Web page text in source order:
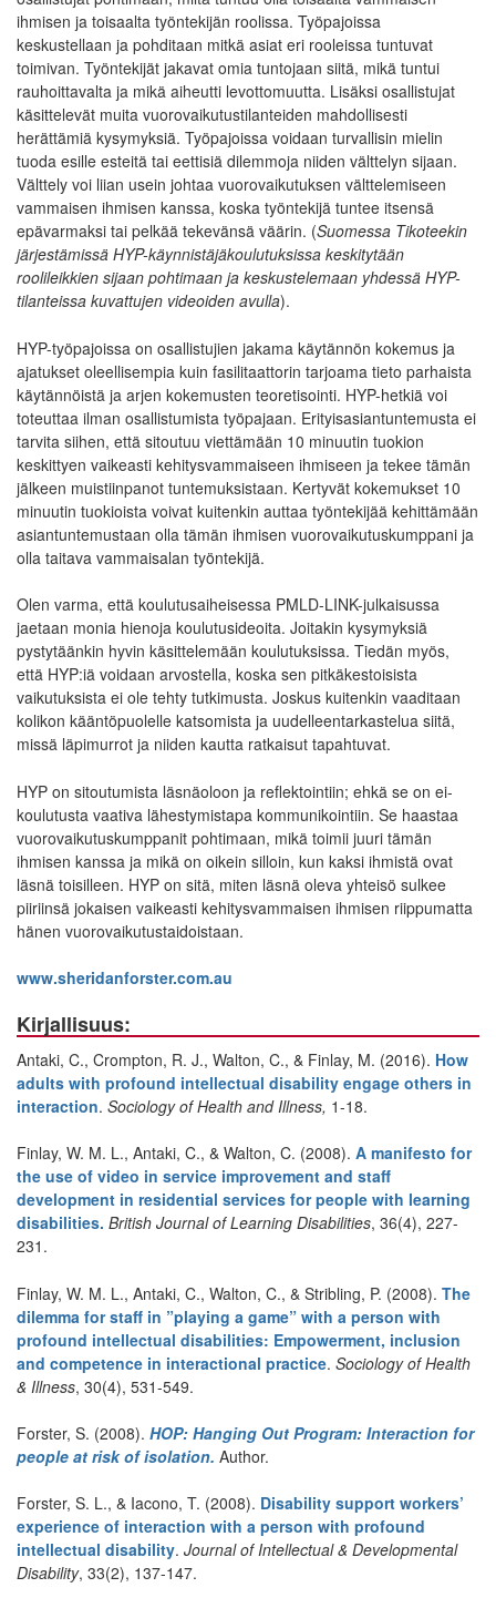
ihmisen ja toisaalta työntekijän roolissa. Työpajoissa
keskustellaan ja pohditaan mitkä asiat eri rooleissa tuntuvat
toimivan. Työntekijät jakavat omia tuntojaan siitä, mikä tuntui
rauhoittavalta ja mikä aiheutti levottomuutta. Lisäksi osallistujat
käsittelevät muita vuorovaikutustilanteiden mahdollisesti
herättämiä kysymyksiä. Työpajoissa voidaan turvallisin mielin
tuoda esille esteitä tai eettisiä dilemmoja niiden välttelyn sijaan.
Välttely voi liian usein johtaa vuorovaikutuksen välttelemiseen
vammaisen ihmisen kanssa, koska työntekijä tuntee itsensä
epävarmaksi tai pelkää tekevänsä väärin. (Suomessa Tikoteekin
järjestämissä HYP-käynnistäjäkoulutuksissa keskitytään
roolileikkien sijaan pohtimaan ja keskustelemaan yhdessä HYP-
tilanteissa kuvattujen videoiden avulla).
HYP-työpajoissa on osallistujien jakama käytännön kokemus ja
ajatukset oleellisempia kuin fasilitaattorin tarjoama tieto parhaista
käytännöistä ja arjen kokemusten teoretisointi. HYP-hetkiä voi
toteuttaa ilman osallistumista työpajaan. Erityisasiantuntemusta ei
tarvita siihen, että sitoutuu viettämään 10 minuutin tuokion
keskittyen vaikeasti kehitysvammaiseen ihmiseen ja tekee tämän
jälkeen muistiinpanot tuntemuksistaan. Kertyvät kokemukset 10
minuutin tuokioista voivat kuitenkin auttaa työntekijää kehittämään
asiantuntemustaan olla tämän ihmisen vuorovaikutuskumppani ja
olla taitava vammaisalan työntekijä.
Olen varma, että koulutusaiheisessa PMLD-LINK-julkaisussa
jaetaan monia hienoja koulutusideoita. Joitakin kysymyksiä
pystytäänkin hyvin käsittelemään koulutuksissa. Tiedän myös,
että HYP:iä voidaan arvostella, koska sen pitkäkestoisista
vaikutuksista ei ole tehty tutkimusta. Joskus kuitenkin vaaditaan
kolikon kääntöpuolelle katsomista ja uudelleentarkastelua siitä,
missä läpimurrot ja niiden kautta ratkaisut tapahtuvat.
HYP on sitoutumista läsnäoloon ja reflektointiin; ehkä se on ei-
koulutusta vaativa lähestymistapa kommunikointiin. Se haastaa
vuorovaikutuskumppanit pohtimaan, mikä toimii juuri tämän
ihmisen kanssa ja mikä on oikein silloin, kun kaksi ihmistä ovat
läsnä toisilleen. HYP on sitä, miten läsnä oleva yhteisö sulkee
piiriinsä jokaisen vaikeasti kehitysvammaisen ihmisen riippumatta
hänen vuorovaikutustaidoistaan.
www.sheridanforster.com.au
Kirjallisuus:
Antaki, C., Crompton, R. J., Walton, C., & Finlay, M. (2016). How
adults with profound intellectual disability engage others in
interaction. Sociology of Health and Illness, 1-18.
Finlay, W. M. L., Antaki, C., & Walton, C. (2008). A manifesto for
the use of video in service improvement and staff
development in residential services for people with learning
disabilities. British Journal of Learning Disabilities, 36(4), 227-
231.
Finlay, W. M. L., Antaki, C., Walton, C., & Stribling, P. (2008). The
dilemma for staff in ”playing a game” with a person with
profound intellectual disabilities: Empowerment, inclusion
and competence in interactional practice. Sociology of Health
& Illness, 30(4), 531-549.
Forster, S. (2008). HOP: Hanging Out Program: Interaction for
people at risk of isolation. Author.
Forster, S. L., & Iacono, T. (2008). Disability support workers’
experience of interaction with a person with profound
intellectual disability. Journal of Intellectual & Developmental
Disability, 33(2), 137-147.